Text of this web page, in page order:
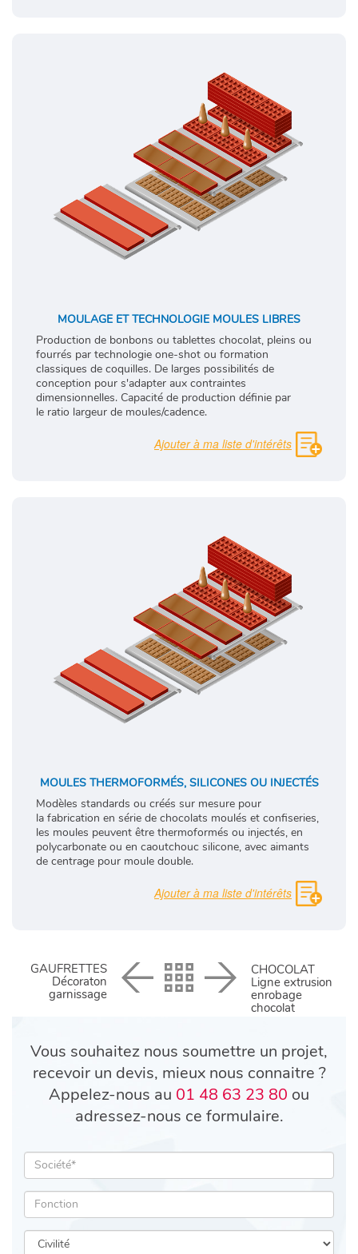
MOULAGE ET TECHNOLOGIE MOULES LIBRES
Production de bonbons ou tablettes chocolat, pleins ou
fourrés par technologie one-shot ou formation
classiques de coquilles. De larges possibilités de
conception pour s'adapter aux contraintes
dimensionnelles. Capacité de production définie par
le ratio largeur de moules/cadence.
MOULES THERMOFORMÉS, SILICONES OU INJECTÉS
Modèles standards ou créés sur mesure pour
la fabrication en série de chocolats moulés et confiseries,
les moules peuvent être thermoformés ou injectés, en
polycarbonate ou en caoutchouc silicone, avec aimants
de centrage pour moule double.
GAUFRETTES
Décoraton
garnissage
CHOCOLAT
Ligne extrusion
enrobage
chocolat
Vous souhaitez nous soumettre un projet,
recevoir un devis, mieux nous connaitre ?
Appelez-nous au 01 48 63 23 80 ou
adressez-nous ce formulaire.